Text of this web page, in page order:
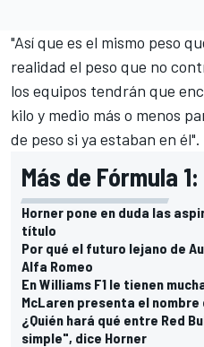
"Así que es el mismo peso
realidad el peso que no
los equipos tendrán que
kilo y medio más o menos
de peso si ya estaban en él".
Más de Fórmula 1:
Horner pone en duda las
título
Por qué el futuro lejano de
Alfa Romeo
En Williams F1 le tienen
McLaren presenta el nombre
¿Quién hará qué entre Red
simple", dice Horner